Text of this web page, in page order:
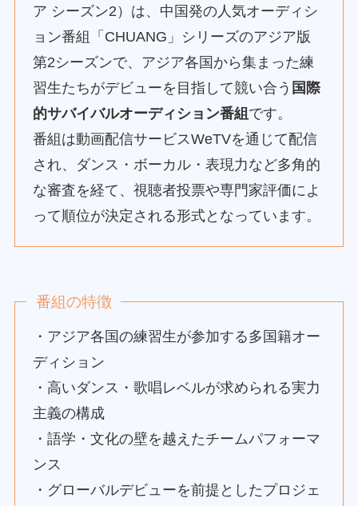
ア シーズン2）は、中国発の人気オーディシ
ョン番組「CHUANG」シリーズのアジア版
第2シーズンで、アジア各国から集まった練
習生たちがデビューを目指して競い合う 国際
的サバイバルオーディション番組 です。
番組は動画配信サービスWeTVを通じて配信
され、ダンス・ボーカル・表現力など多角的
な審査を経て、視聴者投票や専門家評価によ
って順位が決定される形式となっています。
番組の特徴
・アジア各国の練習生が参加する多国籍オー
ディション
・高いダンス・歌唱レベルが求められる実力
主義の構成
・語学・文化の壁を越えたチームパフォーマ
ンス
・グローバルデビューを前提としたプロジェ